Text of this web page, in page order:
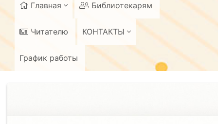
Главная Библиотекарям
Читателю КОНТАКТЫ
График работы